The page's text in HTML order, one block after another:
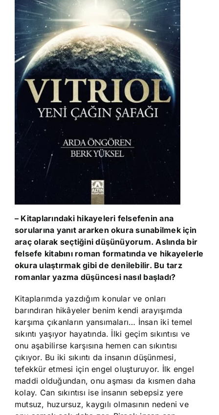
– Kitaplarındaki hikayeleri felsefenin ana
sorularına yanıt ararken okura sunabilmek için
araç olarak seçtiğini düşünüyorum. Aslında bir
felsefe kitabını roman formatında ve hikayelerle
okura ulaştırmak gibi de denilebilir. Bu tarz
romanlar yazma düşüncesi nasıl başladı?
Kitaplarımda yazdığım konular ve onları
barındıran hikâyeler benim kendi arayışımda
karşıma çıkanların yansımaları… İnsan iki temel
sıkıntı yaşıyor hayatında. İlki geçim sıkıntısı ve
onu aşabilirse karşısına hemen can sıkıntısı
çıkıyor. Bu iki sıkıntı da insanın düşünmesi,
tefekkür etmesi için engel oluşturuyor. İlk engel
maddi olduğundan, onu aşması da kısmen daha
kolay. Can sıkıntısı ise insanın sebepsiz yere
mutsuz, huzursuz, kaygılı olmasının nedeni ve